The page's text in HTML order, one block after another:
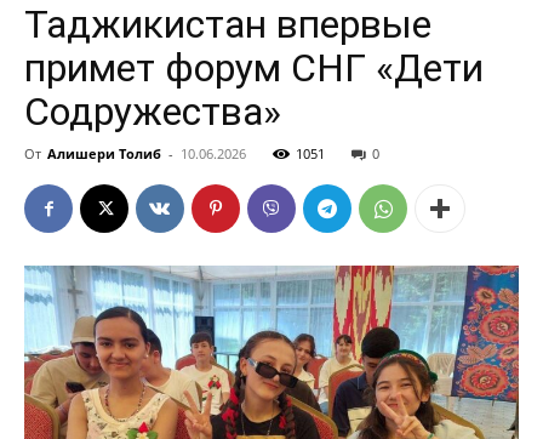
Таджикистан впервые
примет форум СНГ «Дети
Содружества»
От Алишери Толиб - 10.06.2026 1051 0